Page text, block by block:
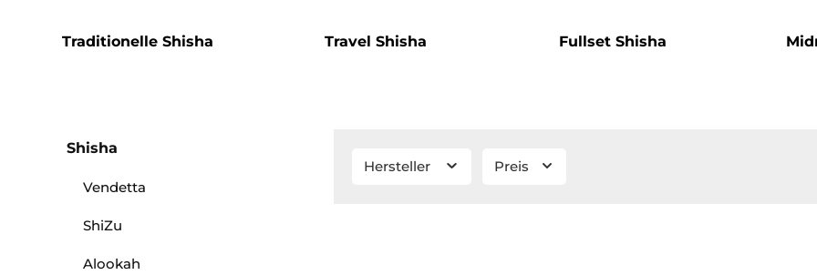
Traditionelle Shisha Travel Shisha Fullset Shisha
Shisha
Vendetta
ShiZu
Alookah
Hersteller Preis